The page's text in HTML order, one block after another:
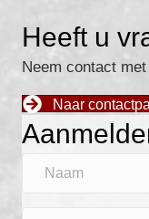
Heeft u
Neem contact
Naar